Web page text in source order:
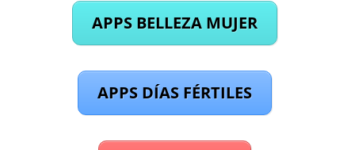
APPS BELLEZA MUJER
APPS DÍAS FÉRTILES